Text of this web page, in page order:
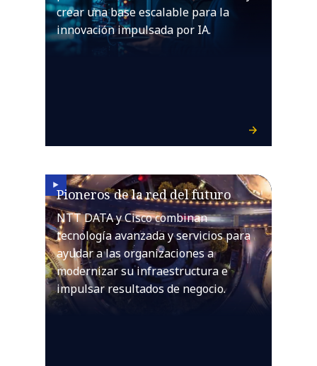
crear una base escalable para la
innovación impulsada por IA.
Pioneros de la red del futuro
NTT DATA y Cisco combinan
tecnología avanzada y servicios para
ayudar a las organizaciones a
modernizar su infraestructura e
impulsar resultados de negocio.